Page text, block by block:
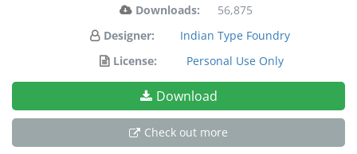
Downloads:
56,875
Designer:
Indian Type Foundry
License:
Personal Use Only
Download
Check out more